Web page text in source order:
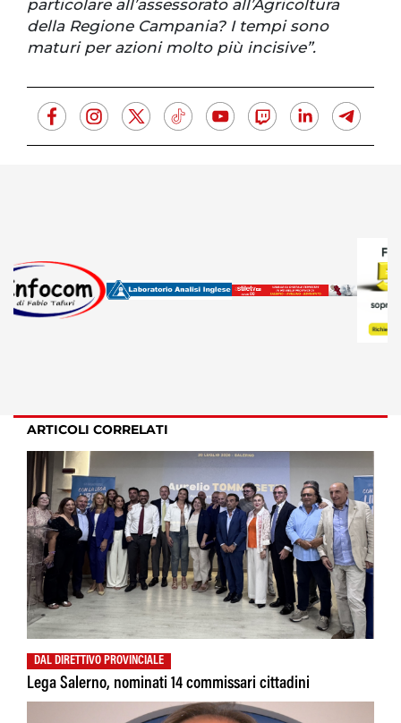
particolare all’assessorato all’Agricoltura
della Regione Campania? I tempi sono
maturi per azioni molto più incisive”.
ARTICOLI CORRELATI
DAL DIRETTIVO PROVINCIALE
Lega Salerno, nominati 14 commissari cittadini